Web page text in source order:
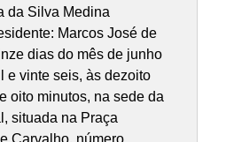
da Silva Medina
Marcos José de
dias do mês de junho
e vinte seis, às dezoito
oito minutos, na sede da
situada na Praça